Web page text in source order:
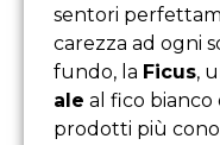
sentori
carezza ad ogni
fundo, la Ficus,
ale al fico bianco
prodotti più